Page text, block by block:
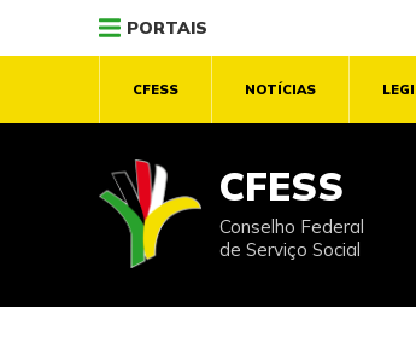
PORTAIS
CFESS NOTÍCIAS
CFESS
Conselho Federal
de Serviço Social